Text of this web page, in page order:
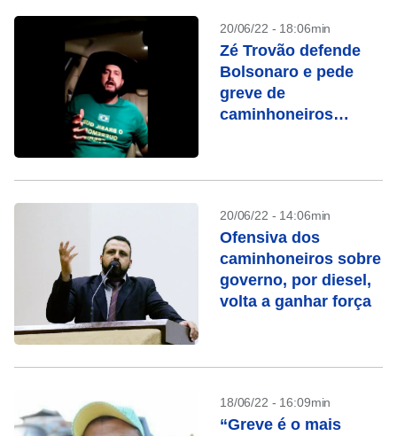
20/06/22 - 18:06min
Zé Trovão defende
Bolsonaro e pede
greve de
caminhoneiros
20/06/22 - 14:06min
Ofensiva dos
caminhoneiros sobre
governo, por diesel,
volta a ganhar força
18/06/22 - 16:09min
“Greve é o mais